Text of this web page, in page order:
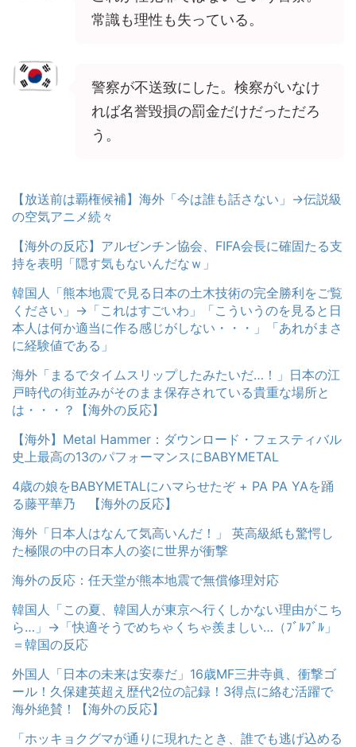
常識も理性も失っている。
警察が不送致にした。検察がいなけ
れば名誉毀損の罰金だけだっただろ
う。
【放送前は覇権候補】海外「今は誰も話さない」→伝説級
の空気アニメ続々
【海外の反応】アルゼンチン協会、FIFA会長に確固たる支
持を表明「隠す気もないんだなｗ」
韓国人「熊本地震で見る日本の土木技術の完全勝利をご覧
ください」→「これはすごいわ」「こういうのを見ると日
本人は何か適当に作る感じがしない・・・」「あれがまさ
に経験値である」
海外「まるでタイムスリップしたみたいだ…！」日本の江
戸時代の街並みがそのまま保存されている貴重な場所と
は・・・？【海外の反応】
【海外】Metal Hammer：ダウンロード・フェスティバル
史上最高の13のパフォーマンスにBABYMETAL
4歳の娘をBABYMETALにハマらせたぞ + PA PA YAを踊
る藤平華乃 【海外の反応】
海外「日本人はなんて気高いんだ！」 英高級紙も驚愕し
た極限の中の日本人の姿に世界が衝撃
海外の反応：任天堂が熊本地震で無償修理対応
韓国人「この夏、韓国人が東京へ行くしかない理由がこち
ら…」→「快適そうでめちゃくちゃ羨ましい…（ﾌﾞﾙﾌﾞﾙ」
＝韓国の反応
外国人「日本の未来は安泰だ」16歳MF三井寺眞、衝撃ゴ
ール！久保建英超え歴代2位の記録！3得点に絡む活躍で
海外絶賛！【海外の反応】
「ホッキョクグマが通りに現れたとき、誰でも逃げ込める